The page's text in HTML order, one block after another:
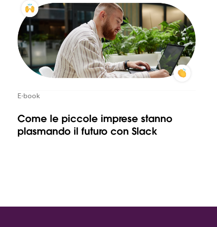
E-book
Come le piccole imprese stanno
plasmando il futuro con Slack